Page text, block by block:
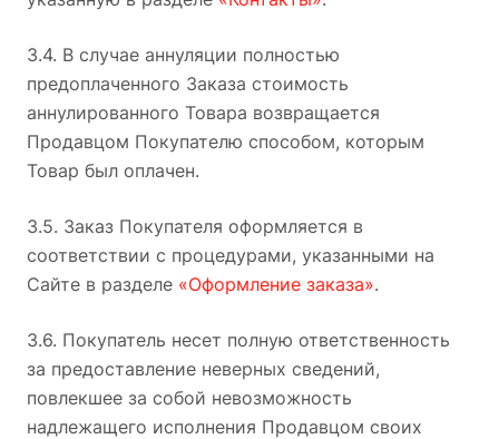
3.4. В случае аннуляции полностью
предоплаченного Заказа стоимость
аннулированного Товара возвращается
Продавцом Покупателю способом, которым
Товар был оплачен.
3.5. Заказ Покупателя оформляется в
соответствии с процедурами, указанными на
Сайте в разделе «Оформление заказа».
3.6. Покупатель несет полную ответственность
за предоставление неверных сведений,
повлекшее за собой невозможность
надлежащего исполнения Продавцом своих